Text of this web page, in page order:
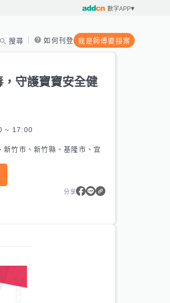
數字APP
搜尋 如何刊登 我是師傅要接案
守護寶寶安全健
~ 17:00
新竹市、新竹縣、基隆市、宜
分享